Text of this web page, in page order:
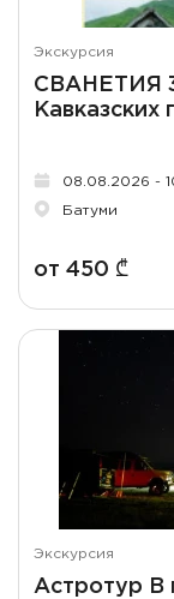
Экскурсия
СВАНЕТИЯ 3 дня в самом сердце
Кавказских
08.08.2026 -
Батуми
от 450 ₾
Экскурсия
Астротур В